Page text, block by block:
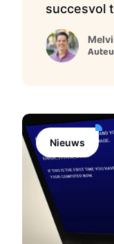
succesvol
Nieuws